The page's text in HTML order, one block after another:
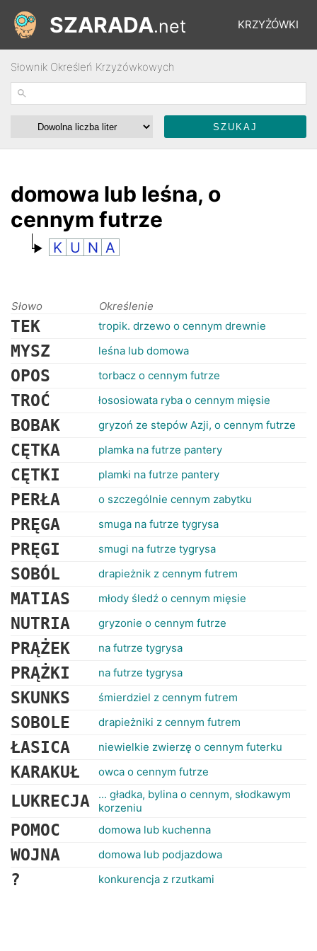
KRZYŻÓWKI
ŁAMIGŁÓWKI
RANKINGI
SZARADA.net
Słownik Określeń Krzyżówkowych
domowa lub leśna, o
cennym futrze
K U N A
Słowo Określenie
TEK tropik. drzewo o cennym drewnie
MYSZ leśna lub domowa
OPOS torbacz o cennym futrze
TROĆ łososiowata ryba o cennym mięsie
BOBAK gryzoń ze stepów Azji, o cennym futrze
CĘTKA plamka na futrze pantery
CĘTKI plamki na futrze pantery
PERŁA o szczególnie cennym zabytku
PRĘGA smuga na futrze tygrysa
PRĘGI smugi na futrze tygrysa
SOBÓL drapieżnik z cennym futrem
MATIAS młody śledź o cennym mięsie
NUTRIA gryzonie o cennym futrze
PRĄŻEK na futrze tygrysa
PRĄŻKI na futrze tygrysa
SKUNKS śmierdziel z cennym futrem
SOBOLE drapieżniki z cennym futrem
ŁASICA niewielkie zwierzę o cennym futerku
KARAKUŁ owca o cennym futrze
LUKRECJA
... gładka, bylina o cennym, słodkawym
korzeniu
POMOC domowa lub kuchenna
WOJNA domowa lub podjazdowa
? konkurencja z rzutkami